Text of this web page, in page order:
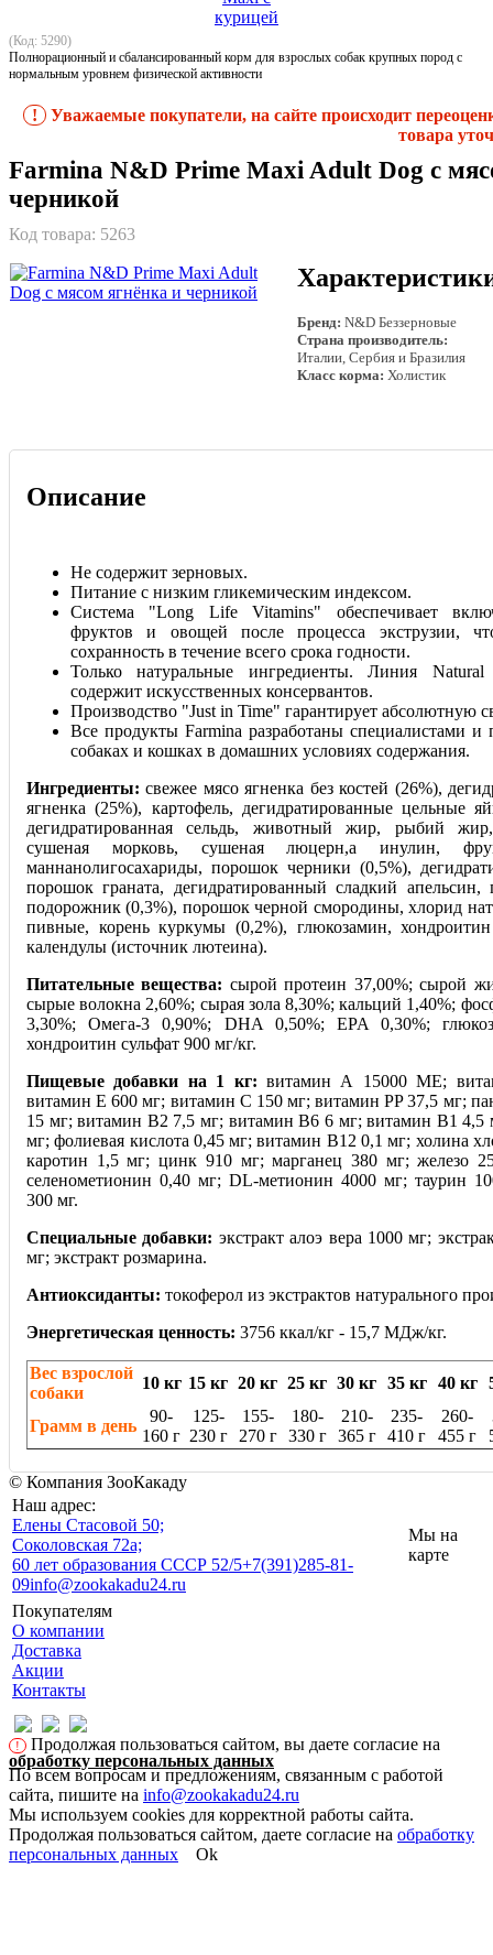
(Код: 5290)
Полнорационный и сбалансированный корм для взрослых собак крупных пород с
нормальным уровнем физической активности
!
Уважаемые покупатели, на сайте происходит
товара
Farmina N&D Prime Maxi Adult Dog с
черникой
Код товара: 5263
Бренд: N&D Беззерновые
Страна производитель:
Италии, Сербия и Бразилия
Класс корма: Холистик
Описание
Не содержит зерновых.
Питание с низким гликемическим индексом.
Система "Long Life Vitamins" обеспечивает
фруктов и овощей после процесса экструзии,
сохранность в течение всего срока годности.
Только натуральные ингредиенты. Линия
содержит искусственных консервантов.
Производство "Just in Time" гарантирует абсолютную
Все продукты Farmina разработаны специалистами и
собаках и кошках в домашних условиях содержания.
Ингредиенты: свежее мясо ягненка без костей (26%),
ягненка (25%), картофель, дегидратированные цельные
дегидратированная сельдь, животный жир, рыбий
сушеная морковь, сушеная люцерн,а инулин,
маннанолигосахариды, порошок черники (0,5%),
порошок граната, дегидратированный сладкий
подорожник (0,3%), порошок черной смородины, хлорид
пивные, корень куркумы (0,2%), глюкозамин, хондроитин
календулы (источник лютеина).
Питательные вещества: сырой протеин 37,00%; сырой
сырые волокна 2,60%; сырая зола 8,30%; кальций 1,40%;
3,30%; Омега‐3 0,90%; DHA 0,50%; EPA 0,30%;
хондроитин сульфат 900 мг/кг.
Пищевые добавки на 1 кг: витамин А 15000 МЕ;
витамин Е 600 мг; витамин С 150 мг; витамин PP 37,5 мг;
15 мг; витамин В2 7,5 мг; витамин В6 6 мг; витамин В1 4,5
мг; фолиевая кислота 0,45 мг; витамин В12 0,1 мг; холина
каротин 1,5 мг; цинк 910 мг; марганец 380 мг; железо
селенометионин 0,40 мг; DL‐метионин 4000 мг; таурин
300 мг.
Специальные добавки: экстракт алоэ вера 1000 мг;
мг; экстракт розмарина.
Антиоксиданты: токоферол из экстрактов натурального
Энергетическая ценность: 3756 ккал/кг ‐ 15,7 МДж/кг.
Вес взрослой
собаки
10 кг 15 кг 20 кг 25 кг 30 кг 35 кг 40 кг
Грамм в день
90-
160 г
125-
230 г
155-
270 г
180-
330 г
210-
365 г
235-
410 г
260-
455 г
© Компания ЗооКакаду
Наш адрес:
Eлены Стасовой 50;
Соколовская 72а;
60 лет образования СССР 52/5+7(391)285-81-
09info@zookakadu24.ru
Мы на
карте
Покупателям
О компании
Доставка
Акции
Контакты
!
Продолжая пользоваться сайтом, вы даете согласие на
обработку персональных данных
По всем вопросам и предложениям, связанным с работой
сайта, пишите на info@zookakadu24.ru
Мы используем cookies для корректной работы сайта.
Продолжая пользоваться сайтом, даете согласие на обработку
персональных данных
Ok